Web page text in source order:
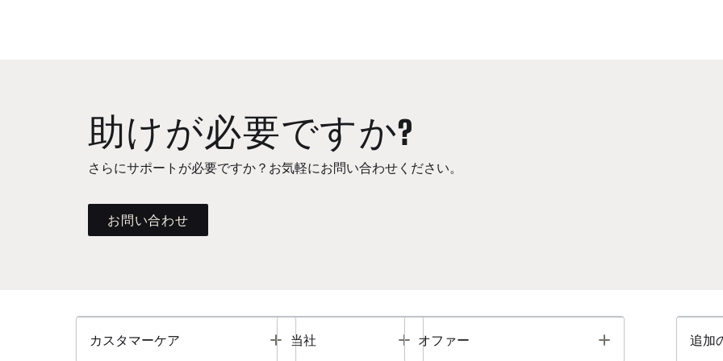
助けが必要ですか?
さらにサポートが必要ですか？お気軽にお問い合わせください。
お問い合わせ
カスタマーケア Toggle
当社 Toggle
オファー Toggle 追加